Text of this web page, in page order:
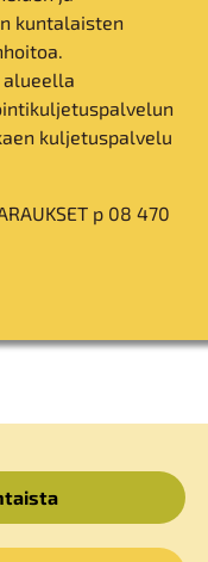
kuntalaisten
alueella
kuljetuspalvelu
p 08 470